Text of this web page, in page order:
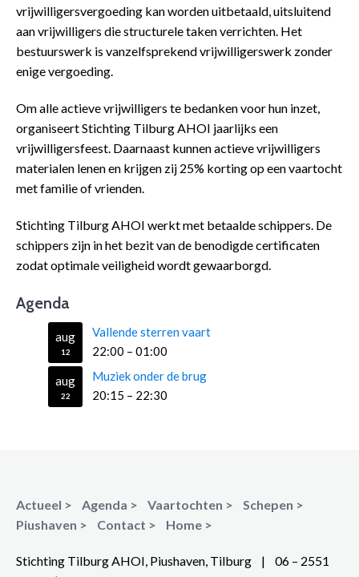
vrijwilligersvergoeding kan worden uitbetaald, uitsluitend
aan vrijwilligers die structurele taken verrichten. Het
bestuurswerk is vanzelfsprekend vrijwilligerswerk zonder
enige vergoeding.
Om alle actieve vrijwilligers te bedanken voor hun inzet,
organiseert Stichting Tilburg AHOI jaarlijks een
vrijwilligersfeest. Daarnaast kunnen actieve vrijwilligers
materialen lenen en krijgen zij 25% korting op een vaartocht
met familie of vrienden.
Stichting Tilburg AHOI werkt met betaalde schippers. De
schippers zijn in het bezit van de benodigde certificaten
zodat optimale veiligheid wordt gewaarborgd.
Agenda
aug
12
Vallende sterren vaart
22:00 – 01:00
aug
22
Muziek onder de brug
20:15 – 22:30
Actueel > Agenda > Vaartochten >
Schepen >
Piushaven >
Contact > Home >
Stichting Tilburg AHOI, Piushaven, Tilburg | 06 – 2551